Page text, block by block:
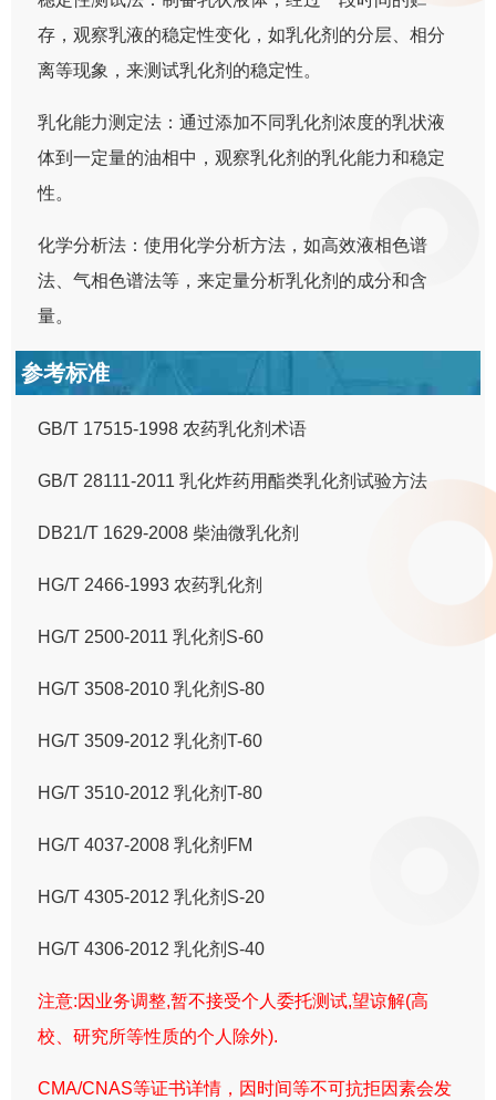
存，观察乳液的稳定性变化，如乳化剂的分层、相分
离等现象，来测试乳化剂的稳定性。
乳化能力测定法：通过添加不同乳化剂浓度的乳状液
体到一定量的油相中，观察乳化剂的乳化能力和稳定
性。
化学分析法：使用化学分析方法，如高效液相色谱
法、气相色谱法等，来定量分析乳化剂的成分和含
量。
参考标准
GB/T 17515-1998 农药乳化剂术语
GB/T 28111-2011 乳化炸药用酯类乳化剂试验方法
DB21/T 1629-2008 柴油微乳化剂
HG/T 2466-1993 农药乳化剂
HG/T 2500-2011 乳化剂S-60
HG/T 3508-2010 乳化剂S-80
HG/T 3509-2012 乳化剂T-60
HG/T 3510-2012 乳化剂T-80
HG/T 4037-2008 乳化剂FM
HG/T 4305-2012 乳化剂S-20
HG/T 4306-2012 乳化剂S-40
注意:因业务调整,暂不接受个人委托测试,望谅解(高
校、研究所等性质的个人除外).
CMA/CNAS等证书详情，因时间等不可抗拒因素会发